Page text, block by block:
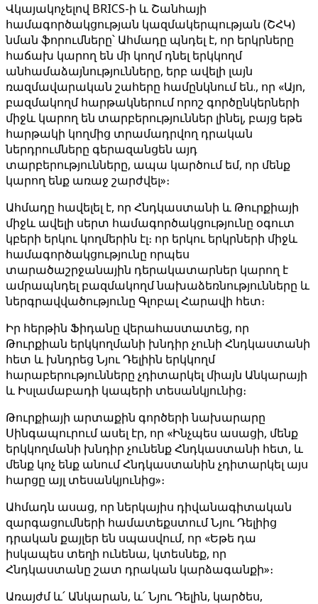
Վկայակոչելով BRICS-ի և Շանհայի
համագործակցության կազմակերպության (ՇՀԿ)
նման ֆորումները՝ Ահմադը պնդել է, որ երկրները
հաճախ կարող են մի կողմ դնել երկկողմ
անհամաձայնությունները, երբ ավելի լայն
ռազմավարական շահերը համընկնում են., որ «Այո,
բազմակողմ հարթակներում որոշ գործընկերների
միջև կարող են տարբերություններ լինել, բայց եթե
հարթակի կողմից տրամադրվող դրական
ներդրումները գերազանցեն այդ
տարբերությունները, ապա կարծում եմ, որ մենք
կարող ենք առաջ շարժվել»։
Ահմադը հավելել է, որ Հնդկաստանի և Թուրքիայի
միջև ավելի սերտ համագործակցությունը օգուտ
կբերի երկու կողմերին էլ։ որ երկու երկրների միջև
համագործակցությունը որպես
տարածաշրջանային դերակատարներ կարող է
ամրապնդել բազմակողմ նախաձեռնությունները և
ներգրավվածությունը Գլոբալ Հարավի հետ։
Իր հերթին Ֆիդանը վերահաստատեց, որ
Թուրքիան երկկողմանի խնդիր չունի Հնդկաստանի
հետ և խնդրեց Նյու Դելիին երկկողմ
հարաբերությունները չդիտարկել միայն Անկարայի
և Իսլամաբադի կապերի տեսանկյունից։
Թուրքիայի արտաքին գործերի նախարարը
Սինգապուրում ասել էր, որ «Ինչպես ասացի, մենք
երկկողմանի խնդիր չունենք Հնդկաստանի հետ, և
մենք կոչ ենք անում Հնդկաստանին չդիտարկել այս
հարցը այլ տեսանկյունից»։
Ահմադն ասաց, որ ներկայիս դիվանագիտական ​​
զարգացումների համատեքստում Նյու Դելիից
դրական քայլեր են սպասվում, որ «Եթե դա
իսկապես տեղի ունենա, կտեսնեք, որ
Հնդկաստանը շատ դրական կարձագանքի»։
Առայժմ և՛ Անկարան, և՛ Նյու Դելին, կարծես,